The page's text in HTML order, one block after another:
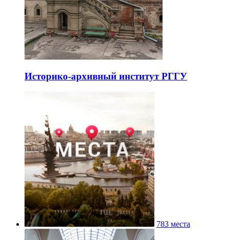
Историко-архивный институт РГГУ
783 места